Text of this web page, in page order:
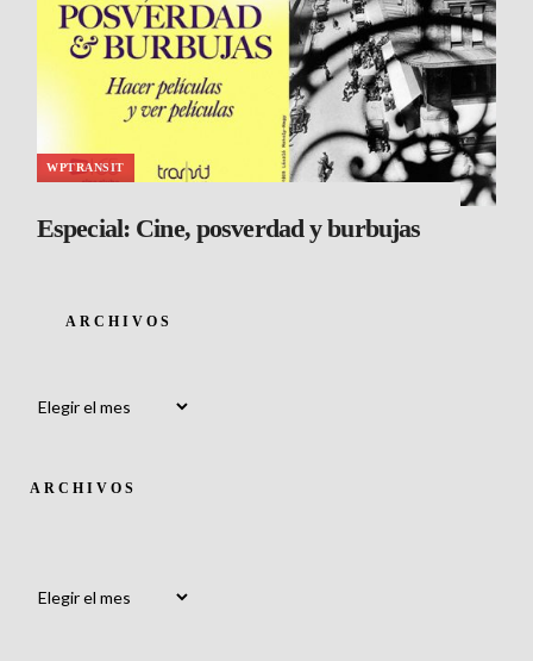
WPTRANSIT
Especial: Cine, posverdad y burbujas
ARCHIVOS
ARCHIVOS